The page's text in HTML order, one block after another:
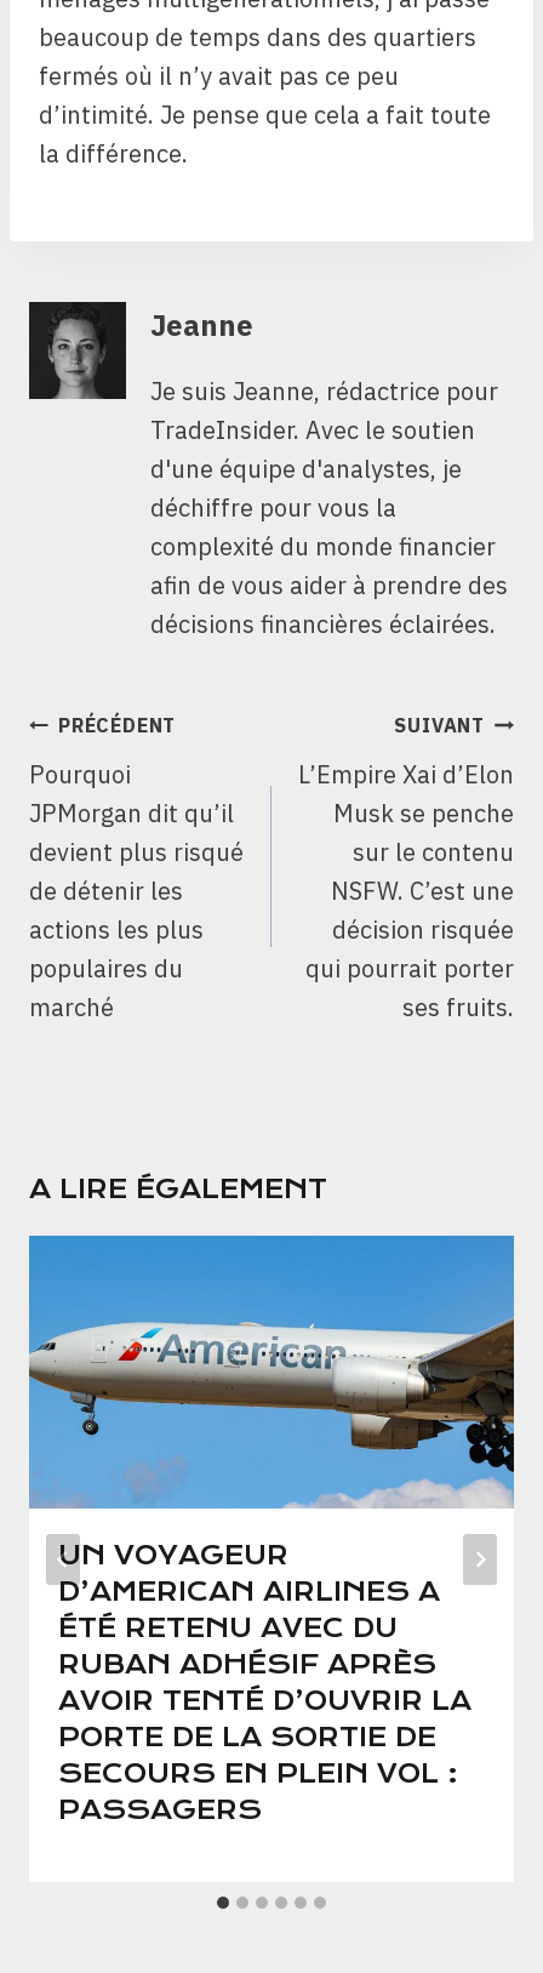
beaucoup de temps dans des quartiers
fermés où il n’y avait pas ce peu
d’intimité. Je pense que cela a fait toute
la différence.
Jeanne
Je suis Jeanne, rédactrice pour
TradeInsider. Avec le soutien
d'une équipe d'analystes, je
déchiffre pour vous la
complexité du monde financier
afin de vous aider à prendre des
décisions financières éclairées.
NAVIGATION
L’ARTICLE
PRÉCÉDENT
Pourquoi
JPMorgan dit qu’il
devient plus risqué
de détenir les
actions les plus
populaires du
marché
SUIVANT
L’Empire Xai d’Elon
Musk se penche
sur le contenu
NSFW. C’est une
décision risquée
qui pourrait porter
ses fruits.
A LIRE ÉGALEMENT
UN VOYAGEUR
D’AMERICAN AIRLINES A
ÉTÉ RETENU AVEC DU
RUBAN ADHÉSIF APRÈS
AVOIR TENTÉ D’OUVRIR LA
PORTE DE LA SORTIE DE
SECOURS EN PLEIN VOL :
PASSAGERS